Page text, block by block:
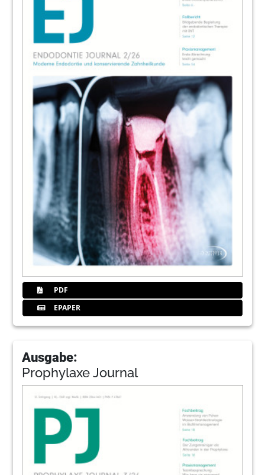
PDF
EPAPER
Ausgabe:
Prophylaxe Journal